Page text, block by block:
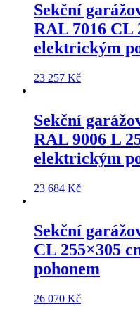
Sekční
RAL 7016 CL
elektrickým
23 257 Kč
Sekční
RAL 9006 L
elektrickým
23 684 Kč
Sekční
CL 255×305
pohonem
26 070 Kč